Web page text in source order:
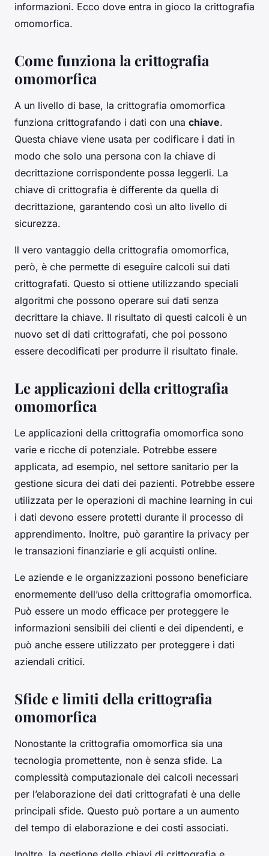
informazioni. Ecco dove entra in gioco la crittografia
omomorfica.
Come funziona la crittografia
omomorfica
A un livello di base, la crittografia omomorfica
funziona crittografando i dati con una chiave.
Questa chiave viene usata per codificare i dati in
modo che solo una persona con la chiave di
decrittazione corrispondente possa leggerli. La
chiave di crittografia è differente da quella di
decrittazione, garantendo così un alto livello di
sicurezza.
Il vero vantaggio della crittografia omomorfica,
però, è che permette di eseguire calcoli sui dati
crittografati. Questo si ottiene utilizzando speciali
algoritmi che possono operare sui dati senza
decrittare la chiave. Il risultato di questi calcoli è un
nuovo set di dati crittografati, che poi possono
essere decodificati per produrre il risultato finale.
Le applicazioni della crittografia
omomorfica
Le applicazioni della crittografia omomorfica sono
varie e ricche di potenziale. Potrebbe essere
applicata, ad esempio, nel settore sanitario per la
gestione sicura dei dati dei pazienti. Potrebbe essere
utilizzata per le operazioni di machine learning in cui
i dati devono essere protetti durante il processo di
apprendimento. Inoltre, può garantire la privacy per
le transazioni finanziarie e gli acquisti online.
Le aziende e le organizzazioni possono beneficiare
enormemente dell’uso della crittografia omomorfica.
Può essere un modo efficace per proteggere le
informazioni sensibili dei clienti e dei dipendenti, e
può anche essere utilizzato per proteggere i dati
aziendali critici.
Sfide e limiti della crittografia
omomorfica
Nonostante la crittografia omomorfica sia una
tecnologia promettente, non è senza sfide. La
complessità computazionale dei calcoli necessari
per l’elaborazione dei dati crittografati è una delle
principali sfide. Questo può portare a un aumento
del tempo di elaborazione e dei costi associati.